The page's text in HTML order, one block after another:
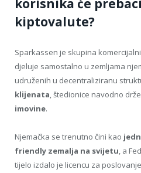
korisnika će
kiptovalute?
Sparkassen je skupina
djeluje samostalno u zemljama
udruženih u decentraliziranu
klijenata, štedionice navodno drže
imovine.
Njemačka se trenutno čini kao
friendly zemalja na svijetu, a
tijelo izdalo je licencu za